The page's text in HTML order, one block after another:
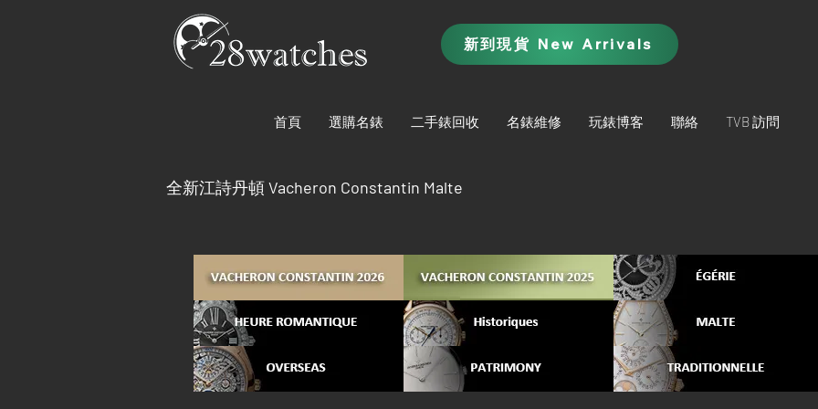
新到現貨 New Arrivals
首頁 選購名錶 二手錶回收 名錶維修 玩錶博客 聯絡 TVB 訪問
全新江詩丹頓Vacheron Constantin Malte